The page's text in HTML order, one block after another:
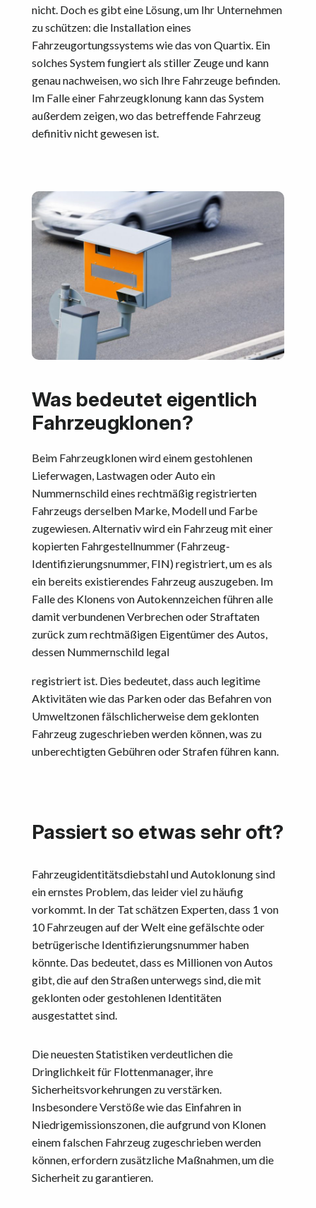
nicht. Doch es gibt eine Lösung, um Ihr Unternehmen
zu schützen: die Installation eines
Fahrzeugortungssystems wie das von Quartix. Ein
solches System fungiert als stiller Zeuge und kann
genau nachweisen, wo sich Ihre Fahrzeuge befinden.
Im Falle einer Fahrzeugklonung kann das System
außerdem zeigen, wo das betreffende Fahrzeug
definitiv nicht gewesen ist.
Was bedeutet eigentlich
Fahrzeugklonen?
Beim Fahrzeugklonen wird einem gestohlenen
Lieferwagen, Lastwagen oder Auto ein
Nummernschild eines rechtmäßig registrierten
Fahrzeugs derselben Marke, Modell und Farbe
zugewiesen. Alternativ wird ein Fahrzeug mit einer
kopierten Fahrgestellnummer (Fahrzeug-
Identifizierungsnummer, FIN) registriert, um es als
ein bereits existierendes Fahrzeug auszugeben. Im
Falle des Klonens von Autokennzeichen führen alle
damit verbundenen Verbrechen oder Straftaten
zurück zum rechtmäßigen Eigentümer des Autos,
dessen Nummernschild legal
registriert ist. Dies bedeutet, dass auch legitime
Aktivitäten wie das Parken oder das Befahren von
Umweltzonen fälschlicherweise dem geklonten
Fahrzeug zugeschrieben werden können, was zu
unberechtigten Gebühren oder Strafen führen kann.
Passiert so etwas sehr oft?
Fahrzeugidentitätsdiebstahl und Autoklonung sind
ein ernstes Problem, das leider viel zu häufig
vorkommt. In der Tat schätzen Experten, dass 1 von
10 Fahrzeugen auf der Welt eine gefälschte oder
betrügerische Identifizierungsnummer haben
könnte. Das bedeutet, dass es Millionen von Autos
gibt, die auf den Straßen unterwegs sind, die mit
geklonten oder gestohlenen Identitäten
ausgestattet sind.
Die neuesten Statistiken verdeutlichen die
Dringlichkeit für Flottenmanager, ihre
Sicherheitsvorkehrungen zu verstärken.
Insbesondere Verstöße wie das Einfahren in
Niedrigemissionszonen, die aufgrund von Klonen
einem falschen Fahrzeug zugeschrieben werden
können, erfordern zusätzliche Maßnahmen, um die
Sicherheit zu garantieren.